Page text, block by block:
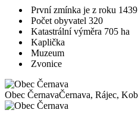
První zmínka je z roku 1439
Počet obyvatel 320
Katastrální výměra 705 ha
Kaplička
Muzeum
Zvonice
Obec ČernavaČernava, Rájec,